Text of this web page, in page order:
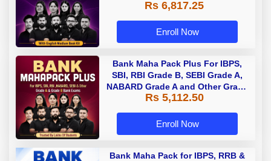
Rs 6,817.25
Enroll Now
Bank Maha Pack Plus For IBPS,
SBI, RBI Grade B, SEBI Grade A,
NABARD Grade A and Other Grade
A & Grade B Bank Exams
Rs 5,112.50
Enroll Now
Bank Maha Pack for IBPS, RRB &